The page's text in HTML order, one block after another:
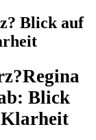
Blick auf
Regina
Blick